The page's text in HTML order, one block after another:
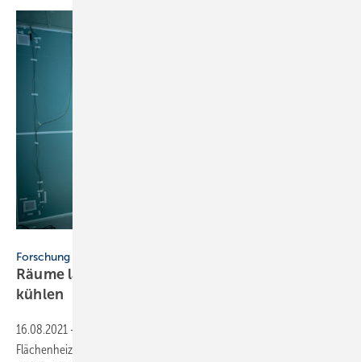
Forschung
Räume lassen sich auch über Heizkörper
kühlen
16.08.2021 -
Flächenheizungen mit Wärmepumpen im Umkehrbetrieb Räume